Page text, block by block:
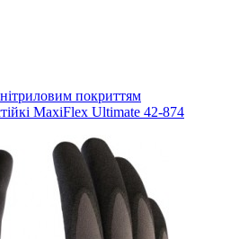
покриттям
MaxiFlex Ultimate 42-874